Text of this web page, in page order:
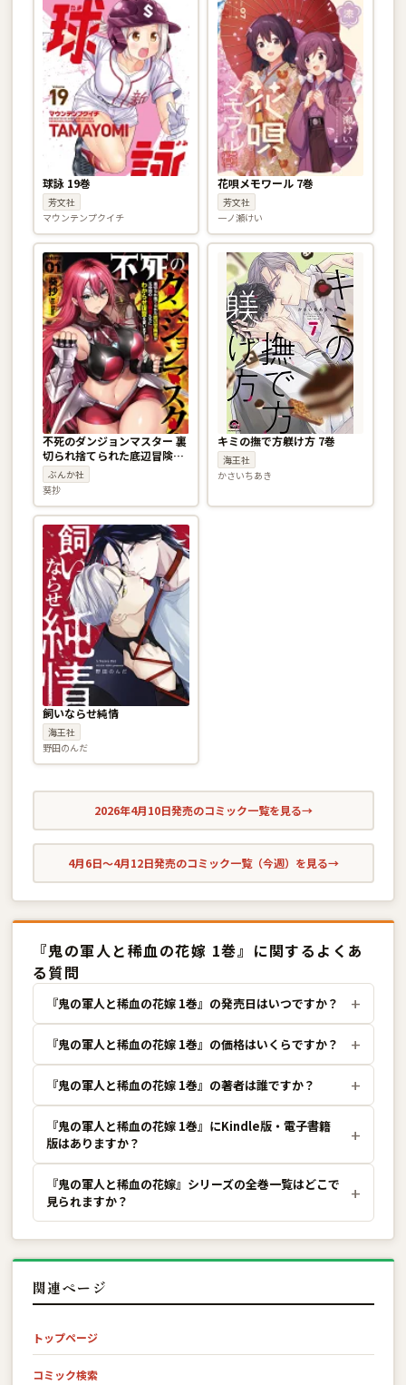
球詠 19巻
芳文社
マウンテンプクイチ
花唄メモワール 7巻
芳文社
一ノ瀬けい
不死のダンジョンマスター 裏
切られ捨てられた底辺冒険者
が元仲間の女冒険者たちにわ
からせ復讐を誓います！ 1巻
ぶんか社
葵抄
キミの撫で方躾け方 7巻
海王社
かさいちあき
飼いならせ純情
海王社
野田のんだ
2026年4月10日発売のコミック一覧を見る→
4月6日〜4月12日発売のコミック一覧（今週）を見る→
『鬼の軍人と稀血の花嫁 1巻』に関するよくあ
る質問
『鬼の軍人と稀血の花嫁 1巻』の発売日はいつですか？
『鬼の軍人と稀血の花嫁 1巻』の価格はいくらですか？
『鬼の軍人と稀血の花嫁 1巻』の著者は誰ですか？
『鬼の軍人と稀血の花嫁 1巻』にKindle版・電子書籍
版はありますか？
『鬼の軍人と稀血の花嫁』シリーズの全巻一覧はどこで
見られますか？
関連ページ
トップページ
コミック検索